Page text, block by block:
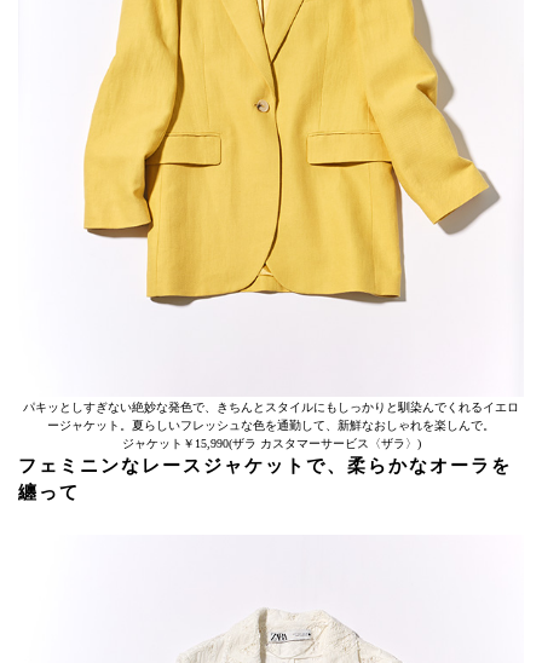
パキッとしすぎない絶妙な発色で、きちんとスタイルにもしっかりと馴染んでくれるイエロ
ージャケット。夏らしいフレッシュな色を通勤して、新鮮なおしゃれを楽しんで。
ジャケット￥15,990(ザラ カスタマーサービス〈ザラ〉)
フェミニンなレースジャケットで、柔らかなオーラを
纏って